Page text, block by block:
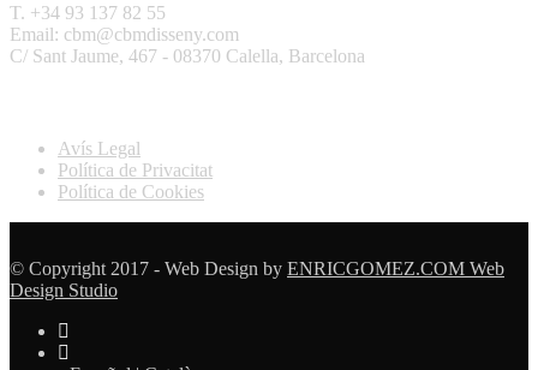
T. +34 93 137 82 55
Email: cbm@cbmdisseny.com
C/ Sant Jaume, 467 - 08370 Calella, Barcelona
Avís Legal
Política de Privacitat
Política de Cookies
© Copyright 2017 - Web Design by ENRICGOMEZ.COM Web
Design Studio